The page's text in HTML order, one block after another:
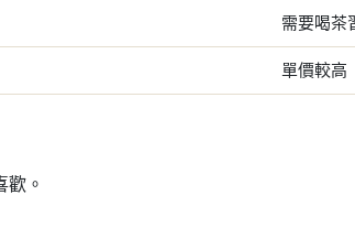
需要喝茶
單價較高
歡。